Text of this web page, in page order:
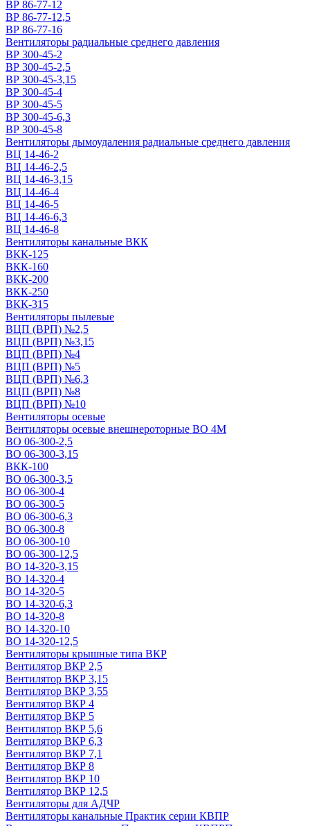
ВР 86-77-12
ВР 86-77-12,5
ВР 86-77-16
Вентиляторы радиальные среднего давления
ВР 300-45-2
ВР 300-45-2,5
ВР 300-45-3,15
ВР 300-45-4
ВР 300-45-5
ВР 300-45-6,3
ВР 300-45-8
Вентиляторы дымоудаления радиальные среднего давления
ВЦ 14-46-2
ВЦ 14-46-2,5
ВЦ 14-46-3,15
ВЦ 14-46-4
ВЦ 14-46-5
ВЦ 14-46-6,3
ВЦ 14-46-8
Вентиляторы канальные ВКК
ВКК-125
ВКК-160
ВКК-200
ВКК-250
ВКК-315
Вентиляторы пылевые
ВЦП (ВРП) №2,5
ВЦП (ВРП) №3,15
ВЦП (ВРП) №4
ВЦП (ВРП) №5
ВЦП (ВРП) №6,3
ВЦП (ВРП) №8
ВЦП (ВРП) №10
Вентиляторы осевые
Вентиляторы осевые внешнероторные ВО 4М
ВО 06-300-2,5
ВО 06-300-3,15
ВКК-100
ВО 06-300-3,5
ВО 06-300-4
ВО 06-300-5
ВО 06-300-6,3
ВО 06-300-8
ВО 06-300-10
ВО 06-300-12,5
ВО 14-320-3,15
ВО 14-320-4
ВО 14-320-5
ВО 14-320-6,3
ВО 14-320-8
ВО 14-320-10
ВО 14-320-12,5
Вентиляторы крышные типа ВКР
Вентилятор ВКР 2,5
Вентилятор ВКР 3,15
Вентилятор ВКР 3,55
Вентилятор ВКР 4
Вентилятор ВКР 5
Вентилятор ВКР 5,6
Вентилятор ВКР 6,3
Вентилятор ВКР 7,1
Вентилятор ВКР 8
Вентилятор ВКР 10
Вентилятор ВКР 12,5
Вентиляторы для АДЧР
Вентиляторы канальные Практик серии КВПР